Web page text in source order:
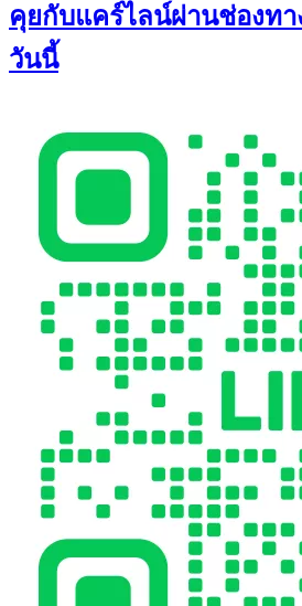
คุยกับแคร์ไลน์ผ่านช่องทา
วันนี้